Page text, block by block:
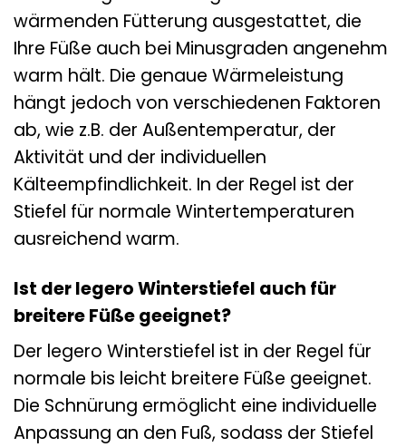
wärmenden Fütterung ausgestattet, die
Ihre Füße auch bei Minusgraden angenehm
warm hält. Die genaue Wärmeleistung
hängt jedoch von verschiedenen Faktoren
ab, wie z.B. der Außentemperatur, der
Aktivität und der individuellen
Kälteempfindlichkeit. In der Regel ist der
Stiefel für normale Wintertemperaturen
ausreichend warm.
Ist der legero Winterstiefel auch für
breitere Füße geeignet?
Der legero Winterstiefel ist in der Regel für
normale bis leicht breitere Füße geeignet.
Die Schnürung ermöglicht eine individuelle
Anpassung an den Fuß, sodass der Stiefel